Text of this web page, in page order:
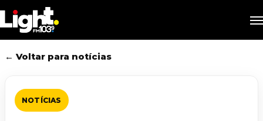
to
main
content
← Voltar para notícias
NOTÍCIAS